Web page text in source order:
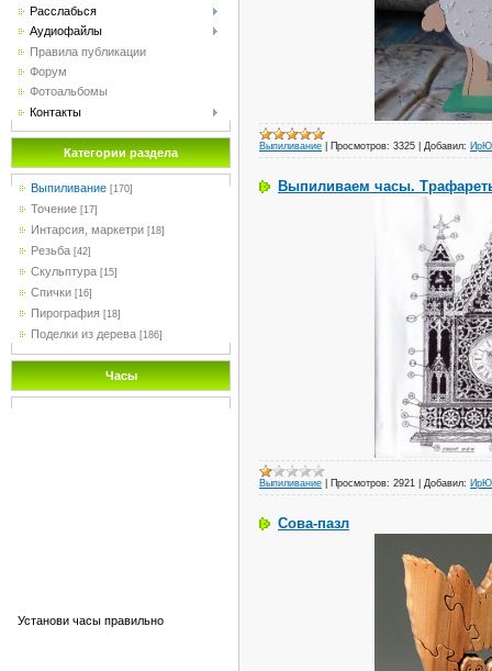
Расслабься
Аудиофайлы
Правила публикации
Форум
Фотоальбомы
Контакты
Категории раздела
Выпиливание [170]
Точение [17]
Интарсия, маркетри [18]
Резьба [42]
Скульптура [15]
Спички [16]
Пирография [18]
Поделки из дерева [186]
Часы
Установи часы правильно
Выпиливание Просмотров: 3325 Добавил:
Выпиливаем часы.
Выпиливание Просмотров: 2921 Добавил:
Сова-пазл